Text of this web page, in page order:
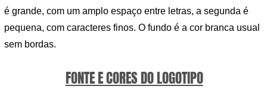
é grande, com um amplo espaço entre letras, a segunda é
pequena, com caracteres finos. O fundo é a cor branca usual
sem bordas.
FONTE E CORES DO LOGOTIPO